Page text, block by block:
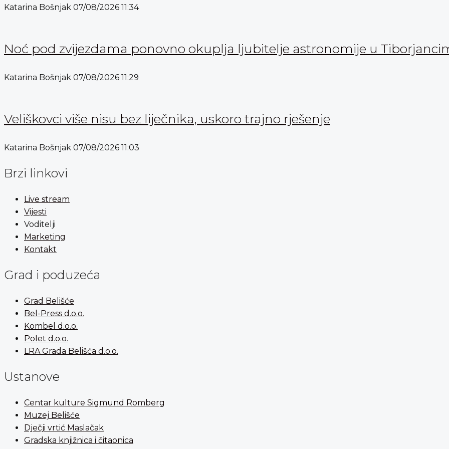
Katarina Bošnjak 07/08/2026 11:34
Noć pod zvijezdama ponovno okuplja ljubitelje astronomije u
Katarina Bošnjak 07/08/2026 11:29
Veliškovci više nisu bez liječnika, uskoro trajno rješenje
Katarina Bošnjak 07/08/2026 11:03
Brzi linkovi
Live stream
Vijesti
Voditelji
Marketing
Kontakt
Grad i poduzeća
Grad Belišće
Bel-Press d.o.o.
Kombel d.o.o.
Polet d.o.o.
LRA Grada Belišća d.o.o.
Ustanove
Centar kulture Sigmund Romberg
Muzej Belišće
Dječji vrtić Maslačak
Gradska knjižnica i čitaonica